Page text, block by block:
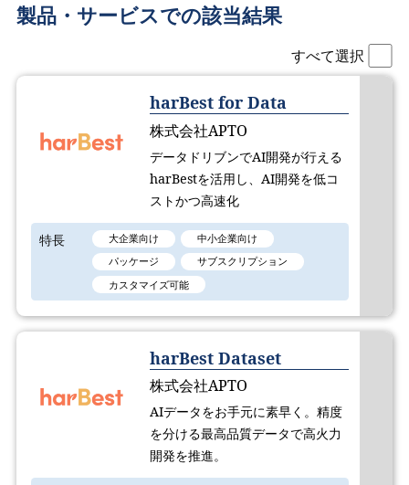
製品・サービスでの該当結果
すべて選択
harBest for Data
株式会社APTO
データドリブンでAI開発が行える
harBestを活用し、AI開発を低コ
ストかつ高速化
特長 大企業向け
中小企業向け
パッケージ
サブスクリプション
カスタマイズ可能
harBest Dataset
株式会社APTO
AIデータをお手元に素早く。精度
を分ける最高品質データで高火力
開発を推進。